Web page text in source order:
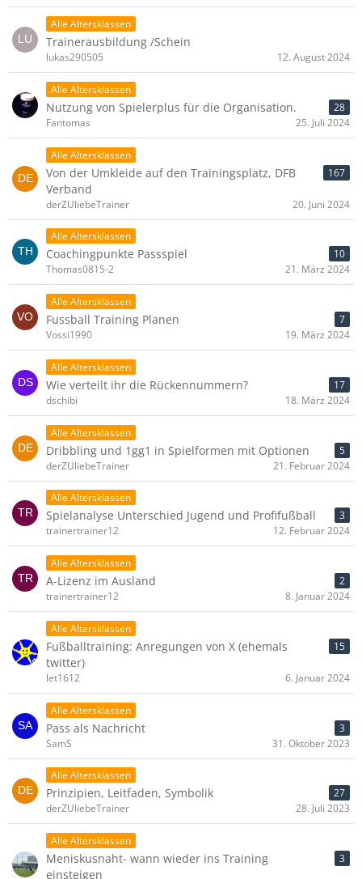
Alle Altersklassen
Trainerausbildung /Schein
lukas290505 12. August 2024
Alle Altersklassen
Nutzung von Spielerplus für die Organisation.
28
Fantomas
25. Juli 2024
Alle Altersklassen
Von der Umkleide auf den Trainingsplatz, DFB
Verband
167
derZUliebeTrainer 20. Juni 2024
Alle Altersklassen
Coachingpunkte Passspiel
10
Thomas0815-2
21. März 2024
Alle Altersklassen
Fussball Training Planen
7
Vossi1990
19. März 2024
Alle Altersklassen
Wie verteilt ihr die Rückennummern?
17
dschibi
18. März 2024
Alle Altersklassen
Dribbling und 1gg1 in Spielformen mit Optionen
5
derZUliebeTrainer
21. Februar 2024
Alle Altersklassen
Spielanalyse Unterschied Jugend und Profifußball
3
trainertrainer12
12. Februar 2024
Alle Altersklassen
A-Lizenz im Ausland
2
trainertrainer12
8. Januar 2024
Alle Altersklassen
Fußballtraining: Anregungen von X (ehemals
twitter)
15
let1612 6. Januar 2024
Alle Altersklassen
Pass als Nachricht
3
SamS
31. Oktober 2023
Alle Altersklassen
Prinzipien, Leitfaden, Symbolik
27
derZUliebeTrainer
28. Juli 2023
Alle Altersklassen
Meniskusnaht- wann wieder ins Training
einsteigen
3